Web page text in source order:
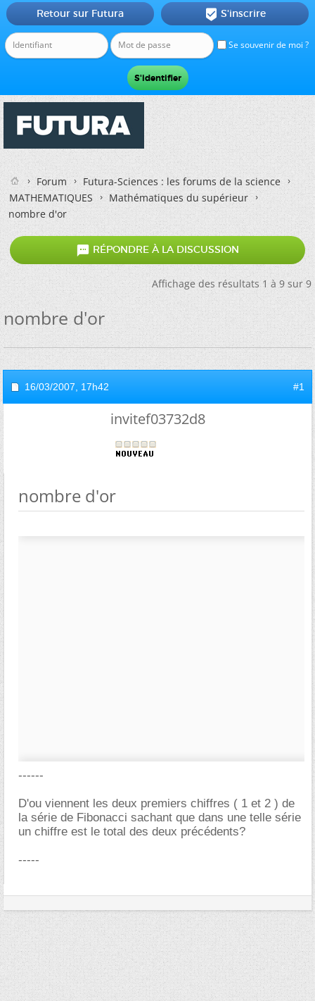
Se souvenir de moi ?
Retour sur Futura  S'inscrire
Forum
Futura-Sciences : les forums de la science
MATHEMATIQUES
Mathématiques du supérieur
nombre d'or
 RÉPONDRE À LA DISCUSSION
Affichage des résultats 1 à 9 sur 9
nombre d'or
16/03/2007, 17h42 #1
invitef03732d8
nombre d'or
------
D'ou viennent les deux premiers chiffres ( 1 et 2 ) de
la série de Fibonacci sachant que dans une telle série
un chiffre est le total des deux précédents?
-----